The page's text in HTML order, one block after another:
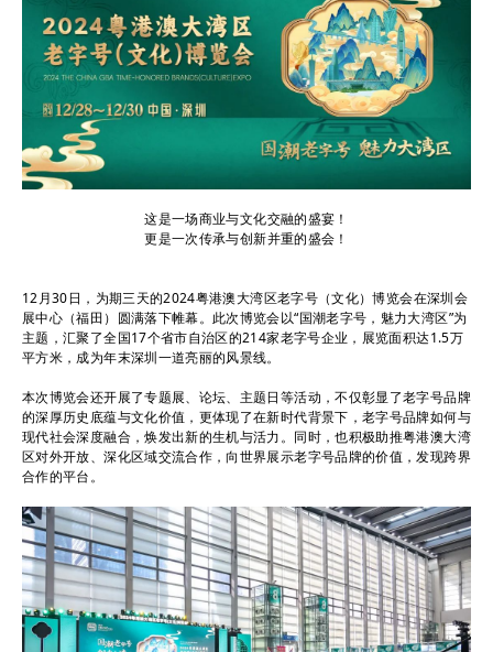
这是一场商业与文化交融的盛宴！
更是一次传承与创新并重的盛会！
12月30日，为期三天的2024粤港澳大湾区老字号（文化）博览会在深圳会
展中心（福田）圆满落下帷幕。此次博览会以“国潮老字号，魅力大湾区”为
主题，汇聚了全国17个省市自治区的214家老字号企业，展览面积达1.5万
平方米，成为年末深圳一道亮丽的风景线。
本次博览会还开展了专题展、论坛、主题日等活动，不仅彰显了老字号品牌
的深厚历史底蕴与文化价值，更体现了在新时代背景下，老字号品牌如何与
现代社会深度融合，焕发出新的生机与活力。同时，也积极助推粤港澳大湾
区对外开放、深化区域交流合作，向世界展示老字号品牌的价值，发现跨界
合作的平台。